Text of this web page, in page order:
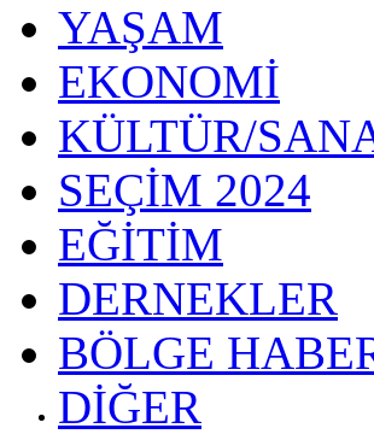
YAŞAM
EKONOMİ
KÜLTÜR/
SEÇİM 2024
EĞİTİM
DERNEKLER
BÖLGE
DİĞER